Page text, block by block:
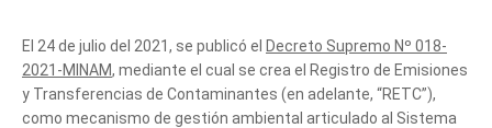
El 24 de julio del 2021, se publicó el Decreto Supremo Nº 018-
2021-MINAM, mediante el cual se crea el Registro de Emisiones
y Transferencias de Contaminantes (en adelante, “RETC”),
como mecanismo de gestión ambiental articulado al Sistema